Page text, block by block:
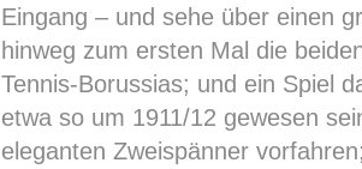
Eingang – und sehe über einen
hinweg zum ersten Mal die
Tennis-Borussias; und ein Spiel
etwa so um 1911/12 gewesen
eleganten Zweispänner